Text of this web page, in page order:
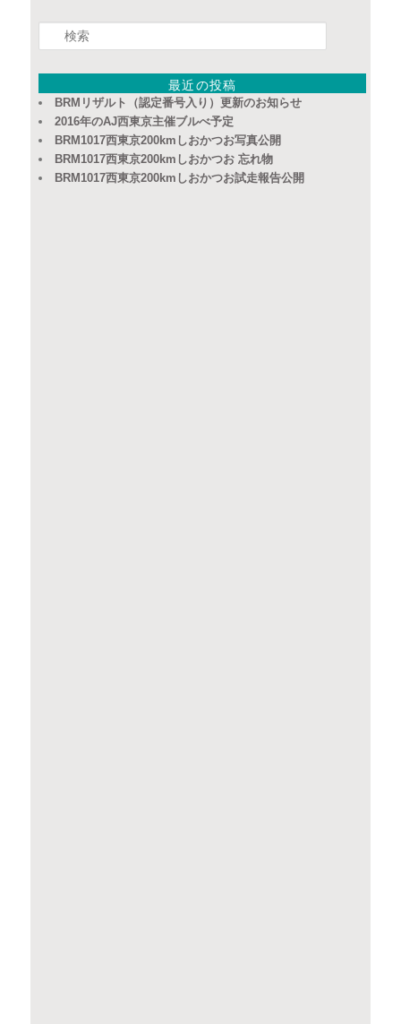
最近の投稿
BRMリザルト（認定番号入り）更新のお知らせ
2016年のAJ西東京主催ブルべ予定
BRM1017西東京200kmしおかつお写真公開
BRM1017西東京200kmしおかつお 忘れ物
BRM1017西東京200kmしおかつお試走報告公開